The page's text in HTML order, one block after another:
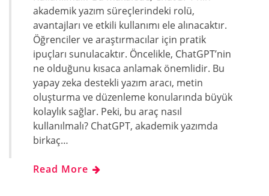
akademik yazım süreçlerindeki rolü,
avantajları ve etkili kullanımı ele alınacaktır.
Öğrenciler ve araştırmacılar için pratik
ipuçları sunulacaktır. Öncelikle, ChatGPT’nin
ne olduğunu kısaca anlamak önemlidir. Bu
yapay zeka destekli yazım aracı, metin
oluşturma ve düzenleme konularında büyük
kolaylık sağlar. Peki, bu araç nasıl
kullanılmalı? ChatGPT, akademik yazımda
birkaç…
Read More